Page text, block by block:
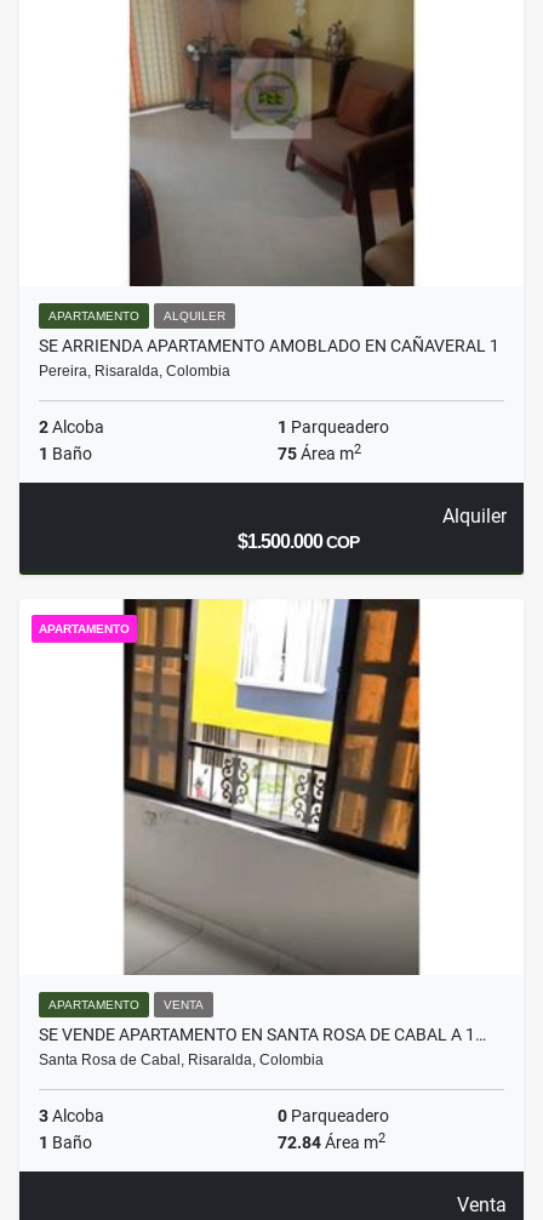
APARTAMENTO ALQUILER
SE ARRIENDA APARTAMENTO AMOBLADO EN CAÑAVERAL 1
Pereira, Risaralda, Colombia
2Alcoba 1 Parqueadero
1 Baño 75Área m2
Alquiler
$1.500.000COP
APARTAMENTO
APARTAMENTO VENTA
SE VENDE APARTAMENTO EN SANTA ROSA DE CABAL A 1…
Santa Rosa de Cabal, Risaralda, Colombia
3Alcoba 0 Parqueadero
1 Baño 72.84Área m2
Venta